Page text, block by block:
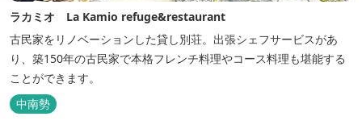
ラカミオ La Kamio refuge&restaurant
古民家をリノベーションした貸し別荘。出張シェフサービスがあ
り、築150年の古民家で本格フレンチ料理やコース料理も堪能する
ことができます。
中南勢